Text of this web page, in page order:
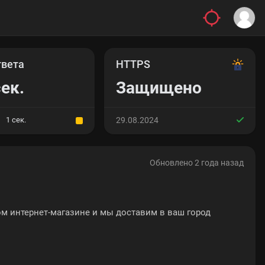
1 сек.
HTTPS
Защищено
29.08.2024
Обновлено 2 года назад
интернет-магазине и мы доставим в ваш город